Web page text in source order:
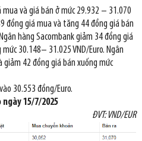
mua và giá bán ở mức 29.932 – 31.070
đồng giá mua và tăng 44 đồng giá bán
hàng Sacombank giảm 34 đồng giá
30.148– 31.025 VND/Euro. Ngân
giảm 42 đồng giá bán xuống mức
30.553 đồng/Euro.
ngày15/7/2025
ĐVT: VND/EUR